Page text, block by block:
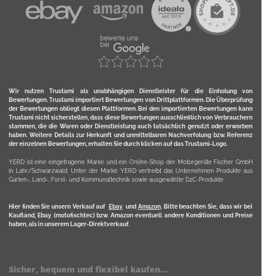
Wir nutzen Trustami als unabhängigen Dienstleister für die Einholung von
Bewertungen. Trustami importiert Bewertungen von Drittplattformen. Die Überprüfung
der Bewertungen obliegt diesen Plattformen. Bei den importierten Bewertungen kann
Trustami nicht sicherstellen, dass diese Bewertungen ausschließlich von Verbrauchern
stammen, die die Waren oder Dienstleistung auch tatsächlich genutzt oder erworben
haben. Weitere Details zur Herkunft und unmittelbaren Nachverfolung bzw. Referenz
der einzelnen Bewertungen, erhalten Sie durch klicken auf das Trustami-Logo.
YERD ist eine eingetragene Marke und ein Online-Shop der Motorgeräte Fischer GmbH
in Lahr/Schwarzwald. Unter der Marke YERD vertreibt das Unternehmen Produkte aus
Garten-, Land-, Forst- und Kommunaltechnik sowie ausgewählte D2C-Produkte.
Hier finden Sie unsern Verkauf auf Ebayund Amazon. Bitte beachten Sie, dass wir bei
Kaufland, Ebay (motofischtec) bzw. Amazon eventuell andere Konditionen und Preise
haben, als in unserem Lager-Direktverkauf.
Sicher, bequem und flexibel kaufen...